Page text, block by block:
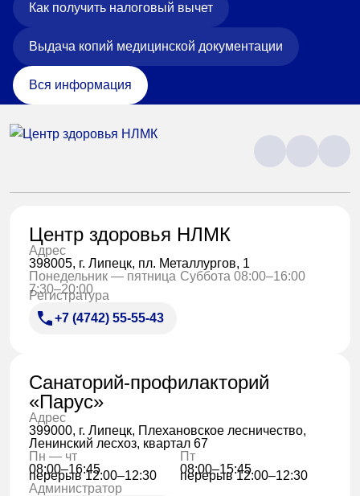
Как получить налоговый вычет
Выдача копий медицинской документации
Вся информация
Центр здоровья НЛМК
Адрес
398005, г. Липецк, пл. Металлургов, 1
Понедельник — пятница
7:30–20:00
Суббота 08:00–16:00
Регистратура
+7 (4742) 55-55-43
Санаторий-профилакторий
«Парус»
Адрес
399000, г. Липецк, Плехановское лесничество,
Ленинский лесхоз, квартал 67
Пн — чт
08:00–16:45
перерыв 12:00–12:30
Пт
08:00–15:45
перерыв 12:00–12:30
Администратор